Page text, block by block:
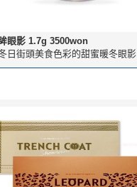
眼影 1.7g 3500won
日街頭美食色彩的甜蜜暖冬眼影